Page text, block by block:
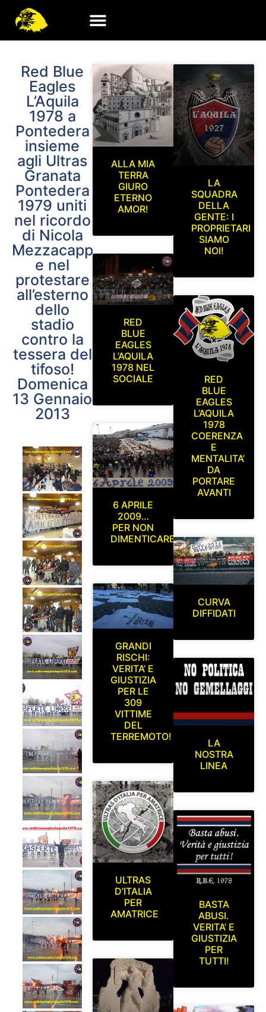
Red Blue
Eagles
L’Aquila
1978 a
Pontedera
insieme
agli Ultras
Granata
Pontedera
1979 uniti
nel ricordo
di Nicola
Mezzacappa
e nel
protestare
all’esterno
dello
stadio
contro la
tessera del
tifoso!
Domenica
13 Gennaio
2013
ALLA MIA
TERRA
GIURO
ETERNO
AMOR!
RED
BLUE
EAGLES
L’AQUILA
1978 NEL
SOCIALE
6 APRILE
2009…
PER NON
DIMENTICARE
GRANDI
RISCHI:
VERITA’ E
GIUSTIZIA
PER LE
309
VITTIME
DEL
TERREMOTO!
ULTRAS
D’ITALIA
PER
AMATRICE
LA
SQUADRA
DELLA
GENTE: I
PROPRIETARI
SIAMO
NOI!
RED
BLUE
EAGLES
L’AQUILA
1978
COERENZA
E
MENTALITA’
DA
PORTARE
AVANTI
CURVA
DIFFIDATI
LA
NOSTRA
LINEA
BASTA
ABUSI.
VERITA’ E
GIUSTIZIA
PER
TUTTI!